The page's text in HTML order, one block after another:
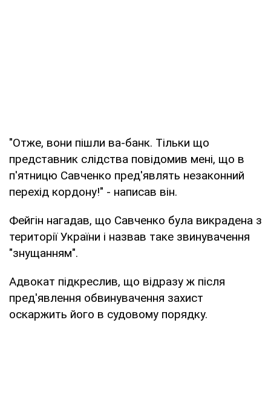
"Отже, вони пішли ва-банк. Тільки що
представник слідства повідомив мені, що в
п'ятницю Савченко пред'являть незаконний
перехід кордону!" - написав він.
Фейгін нагадав, що Савченко була викрадена з
території України і назвав таке звинувачення
"знущанням".
Адвокат підкреслив, що відразу ж після
пред'явлення обвинувачення захист
оскаржить його в судовому порядку.